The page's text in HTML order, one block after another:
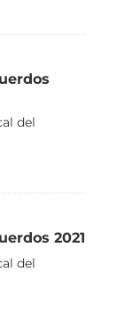
del
2021
del